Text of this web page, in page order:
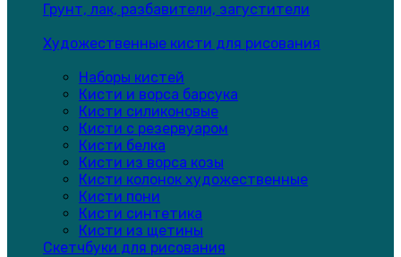
Грунт, лак, разбавители, загустители
Художественные кисти для рисования
Наборы кистей
Кисти и ворса барсука
Кисти силиконовые
Кисти с резервуаром
Кисти белка
Кисти из ворса козы
Кисти колонок художественные
Кисти пони
Кисти синтетика
Кисти из щетины
Скетчбуки для рисования